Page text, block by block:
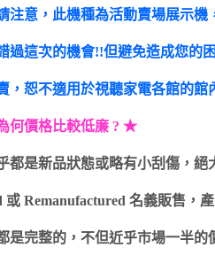
意，此機種為活動賣場展示機
這次的機會!!但避免造成您的
，恕不適用於視聽家電各館的
何價格比較低廉 ? ★
都是新品狀態或略有小刮傷，
或 Remanufactured 名義販售，
是完整的，不但近乎市場一半